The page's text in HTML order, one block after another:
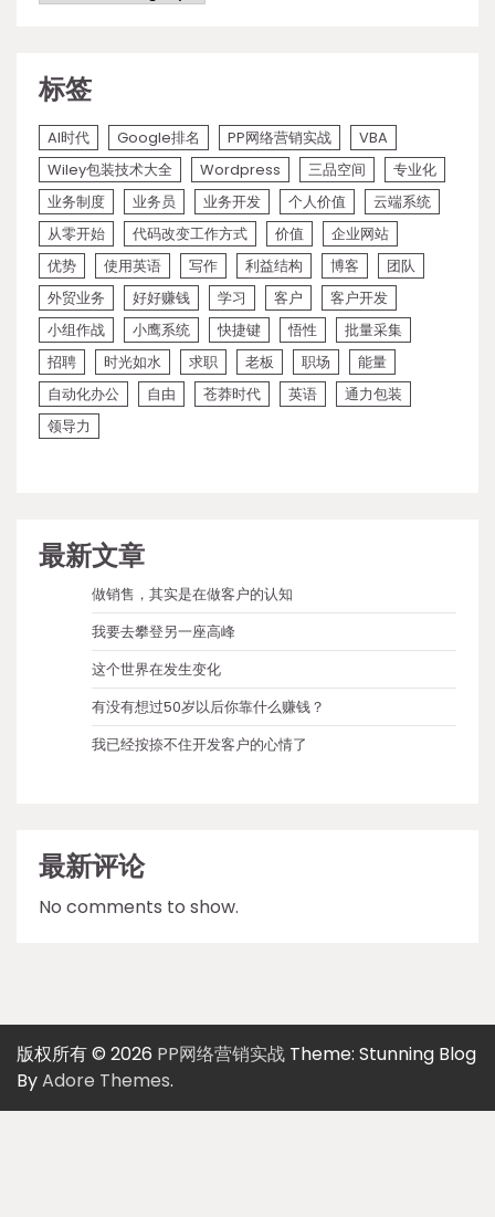
标签
AI时代 Google排名 PP网络营销实战
VBA
Wiley包装技术大全
Wordpress 三品空间
专业化
业务制度
业务员 业务开发 个人价值
云端系统
从零开始
代码改变工作方式 价值
企业网站
优势
使用英语 写作 利益结构 博客
团队
外贸业务
好好赚钱 学习 客户
客户开发
小组作战
小鹰系统 快捷键 悟性
批量采集
招聘
时光如水 求职 老板 职场
能量
自动化办公
自由 苍莽时代 英语
通力包装
领导力
最新文章
做销售，其实是在做客户的认知
我要去攀登另一座高峰
这个世界在发生变化
有没有想过50岁以后你靠什么赚钱？
我已经按捺不住开发客户的心情了
最新评论
No comments to show.
版权所有 © 2026 PP网络营销实战 Theme: Stunning Blog
ByAdore Themes.